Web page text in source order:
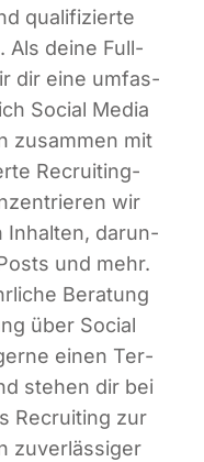
qua­li­fi­zier­te
Als dei­ne Full-
dir eine umfas­
Social Media
zusam­men mit
Recrui­ting-
wir
Inhal­ten, dar­un­
und mehr.
Bera­tung
über Social
einen Ter­
ste­hen dir bei
Recrui­ting zur
zuver­läs­si­ger